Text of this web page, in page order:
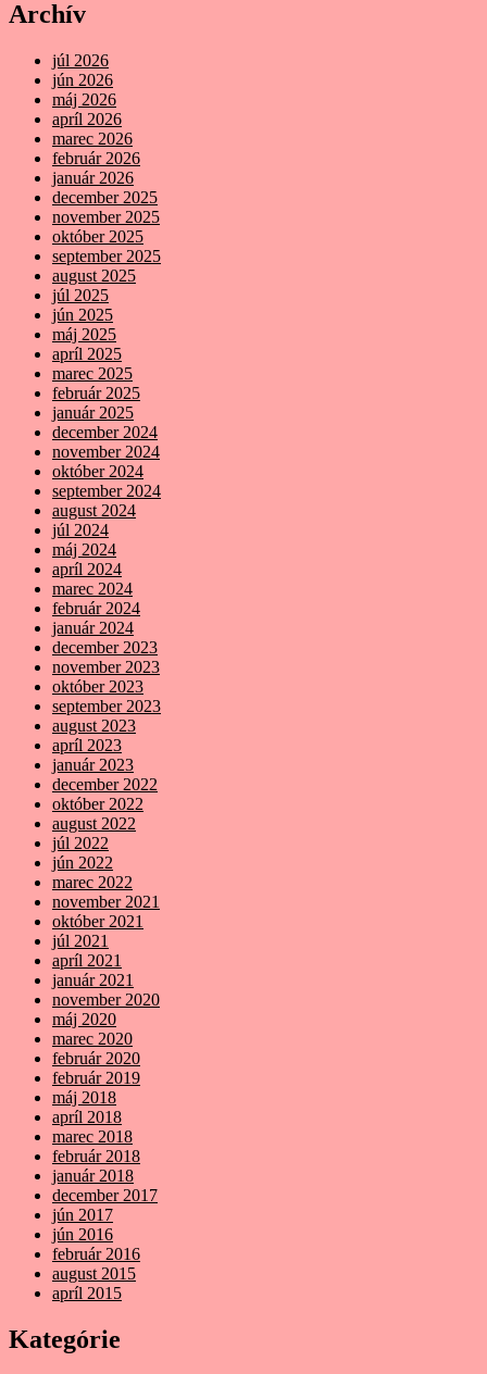
Archív
júl 2026
jún 2026
máj 2026
apríl 2026
marec 2026
február 2026
január 2026
december 2025
november 2025
október 2025
september 2025
august 2025
júl 2025
jún 2025
máj 2025
apríl 2025
marec 2025
február 2025
január 2025
december 2024
november 2024
október 2024
september 2024
august 2024
júl 2024
máj 2024
apríl 2024
marec 2024
február 2024
január 2024
december 2023
november 2023
október 2023
september 2023
august 2023
apríl 2023
január 2023
december 2022
október 2022
august 2022
júl 2022
jún 2022
marec 2022
november 2021
október 2021
júl 2021
apríl 2021
január 2021
november 2020
máj 2020
marec 2020
február 2020
február 2019
máj 2018
apríl 2018
marec 2018
február 2018
január 2018
december 2017
jún 2017
jún 2016
február 2016
august 2015
apríl 2015
Kategórie